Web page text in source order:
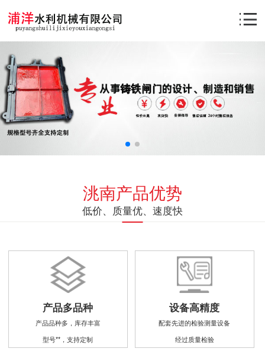
洮南产品优势
低价、质量优、速度快
产品多品种
产品品种多，库存丰富
型号**，支持定制
设备高精度
配套先进的检验测量设备
经过质量检验